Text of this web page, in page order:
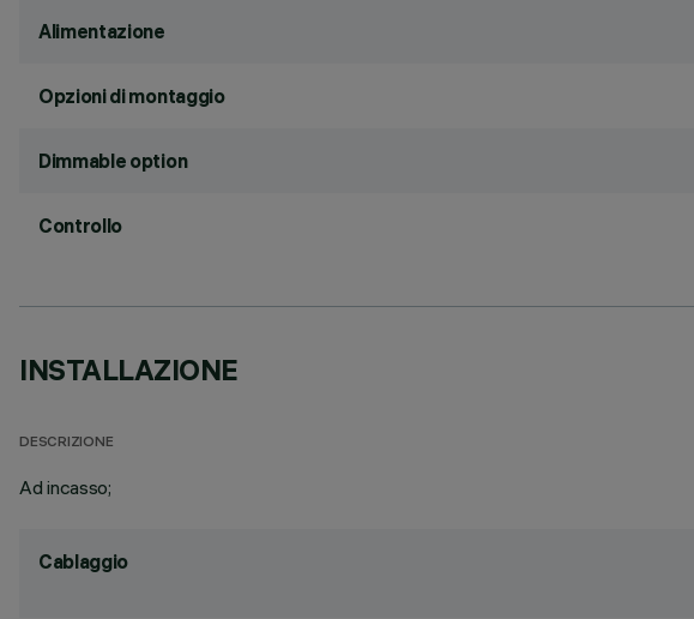
Alimentazione
Opzioni di montaggio
Dimmable option
Controllo
INSTALLAZIONE
DESCRIZIONE
Ad incasso;
Cablaggio